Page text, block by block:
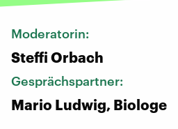
Moderatorin:
Steffi Orbach
Gesprächspartner:
Mario Ludwig, Biologe